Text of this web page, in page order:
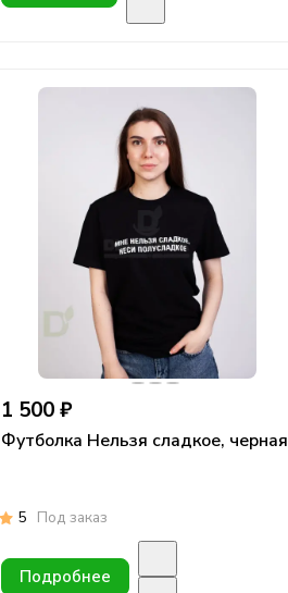
1 500 ₽
Футболка Нельзя сладкое, черная
5 Под заказ
Подробнее